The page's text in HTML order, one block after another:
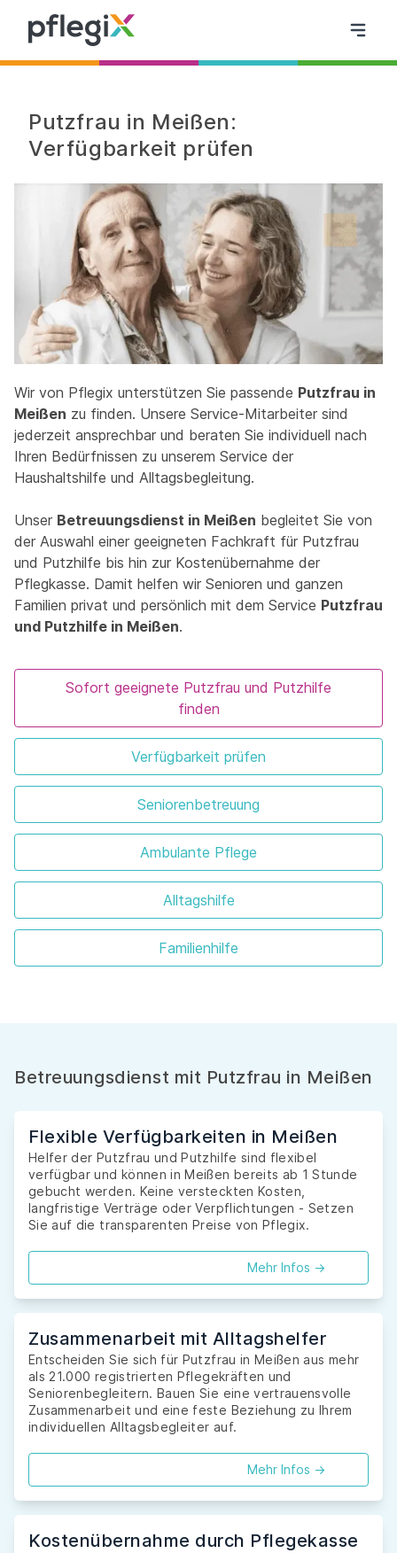
Putzfrau in Meißen:
Verfügbarkeit prüfen
Wir von Pflegix unterstützen Sie passende Putzfrau in
Meißen zu finden. Unsere Service-Mitarbeiter sind
jederzeit ansprechbar und beraten Sie individuell nach
Ihren Bedürfnissen zu unserem Service der
Haushaltshilfe und Alltagsbegleitung.
Unser Betreuungsdienst in Meißen begleitet Sie von
der Auswahl einer geeigneten Fachkraft für Putzfrau
und Putzhilfe bis hin zur Kostenübernahme der
Pflegkasse. Damit helfen wir Senioren und ganzen
Familien privat und persönlich mit dem Service Putzfrau
und Putzhilfe in Meißen.
Sofort geeignete Putzfrau und Putzhilfe
finden
Verfügbarkeit prüfen
Seniorenbetreuung
Ambulante Pflege
Alltagshilfe
Familienhilfe
Betreuungsdienst mit Putzfrau in Meißen
Flexible Verfügbarkeiten in Meißen
Helfer der Putzfrau und Putzhilfe sind flexibel
verfügbar und können in Meißen bereits ab 1 Stunde
gebucht werden. Keine versteckten Kosten,
langfristige Verträge oder Verpflichtungen - Setzen
Sie auf die transparenten Preise von Pflegix.
Mehr Infos ->
Zusammenarbeit mit Alltagshelfer
Entscheiden Sie sich für Putzfrau in Meißen aus mehr
als 21.000 registrierten Pflegekräften und
Seniorenbegleitern. Bauen Sie eine vertrauensvolle
Zusammenarbeit und eine feste Beziehung zu Ihrem
individuellen Alltagsbegleiter auf.
Mehr Infos ->
Kostenübernahme durch Pflegekasse